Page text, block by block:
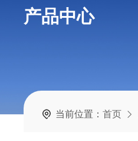
产品中心
当前位置：首页